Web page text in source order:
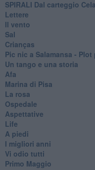
SPIRALI Dal carteggio
Lettere
Il vento
Sal
Crianças
Pic nic a Salamansa -
Un tango e una storia
Afa
Marina di Pisa
La rosa
Ospedale
Aspettative
Life
A piedi
I migliori anni
Vi odio tutti
Primo Maggio